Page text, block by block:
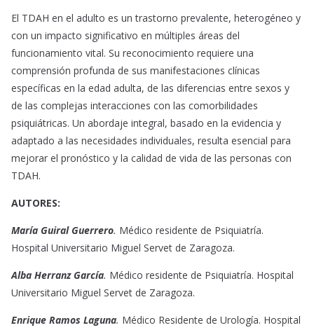
El TDAH en el adulto es un trastorno prevalente, heterogéneo y
con un impacto significativo en múltiples áreas del
funcionamiento vital. Su reconocimiento requiere una
comprensión profunda de sus manifestaciones clínicas
específicas en la edad adulta, de las diferencias entre sexos y
de las complejas interacciones con las comorbilidades
psiquiátricas. Un abordaje integral, basado en la evidencia y
adaptado a las necesidades individuales, resulta esencial para
mejorar el pronóstico y la calidad de vida de las personas con
TDAH.
AUTORES:
María Guiral Guerrero. Médico residente de Psiquiatría.
Hospital Universitario Miguel Servet de Zaragoza.
Alba Herranz García. Médico residente de Psiquiatría. Hospital
Universitario Miguel Servet de Zaragoza.
Enrique Ramos Laguna. Médico Residente de Urología. Hospital